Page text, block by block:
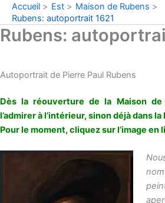
Accueil Est
Maison de Rubens
Rubens: autoportrait 1621
Rubens:
Autoportrait de Pierre Paul Rubens
Dès la réouverture de la Maison de
l’admirer à l’intérieur, sinon déjà dans
Pour le moment, cliquez sur l’image en